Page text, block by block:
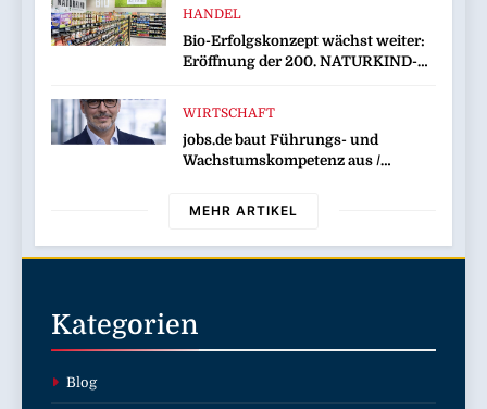
HANDEL
Bio-Erfolgskonzept wächst weiter:
Eröffnung der 200. NATURKIND-
WIRTSCHAFT
jobs.de baut Führungs- und
Wachstumskompetenz aus /
Weiterentwicklung des
Stellenportals im Jobiqo-Netzwerk
MEHR ARTIKEL
Kategorien
Blog